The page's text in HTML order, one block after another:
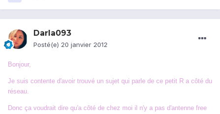
Darla093
Posté(e) 20 janvier 2012
Bonjour,
Je suis contente d'avoir trouvé un sujet qui parle de ce petit R a côté du
réseau.
Donc ça voudrait dire qu'a côté de chez moi il n'y a pas d'antenne free